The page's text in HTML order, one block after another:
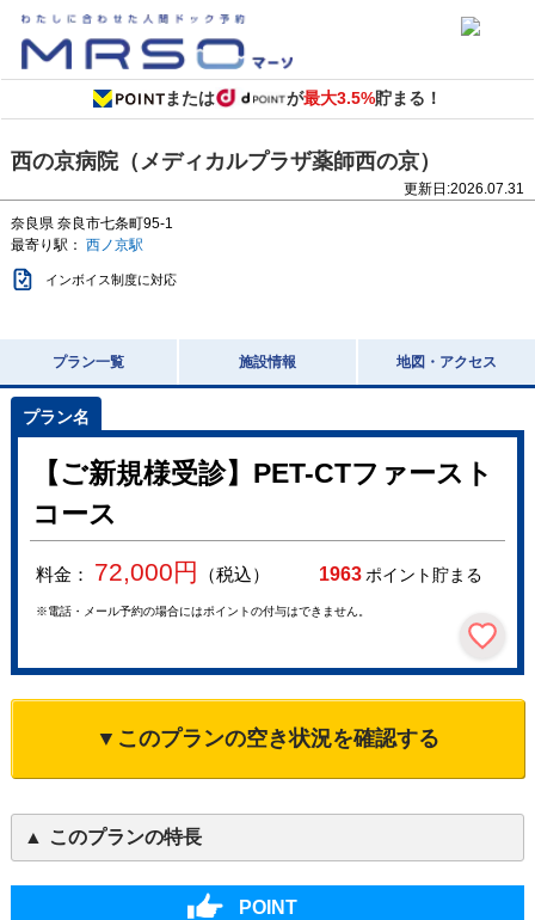
または が最大3.5%貯まる！
西の京病院（メディカルプラザ薬師西の京）
更新日:2026.07.31
奈良県 奈良市七条町95-1
最寄り駅： 西ノ京駅
インボイス制度に対応
プラン一覧 施設情報 地図・アクセス
【ご新規様受診】PET-CTファースト
コース
料金： 72,000円 （税込） 1963ポイント貯まる
※電話・メール予約の場合にはポイントの付与はできません。
▼このプランの空き状況を確認する
このプランの特長
POINT